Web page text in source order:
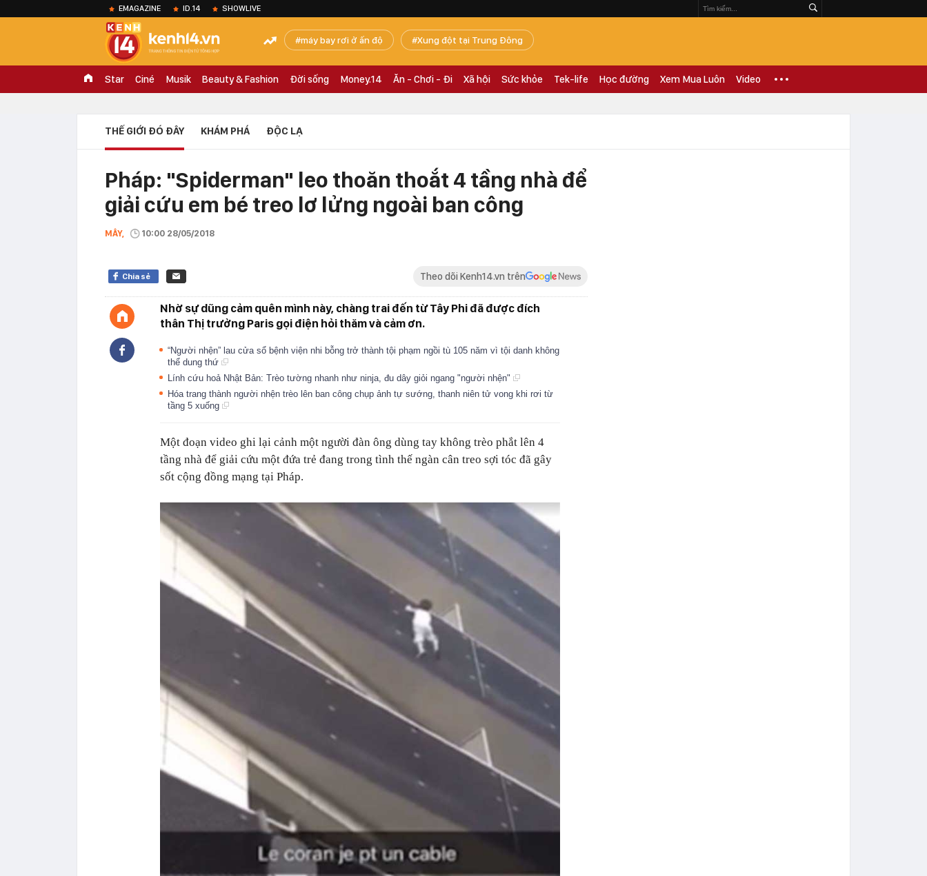
EMAGAZINE ID.14 SHOWLIVE
máy bay rơi ở ấn độ Xung đột tại Trung Đông
Star Ciné Musik Beauty & Fashion Đời sống Money.14 Ăn - Chơi - Đi Xã hội Sức khỏe Tek-life Học đường Xem Mua Luôn Video
THẾ GIỚI ĐÓ ĐÂY KHÁM PHÁ ĐỘC LẠ
Pháp: "Spiderman" leo thoăn thoắt 4 tầng nhà để
giải cứu em bé treo lơ lửng ngoài ban công
MÂY, 10:00 28/05/2018
Chia sẻ Theo dõi Kenh14.vn trên
Nhờ sự dũng cảm quên mình này, chàng trai đến từ Tây Phi đã được đích
thân Thị trưởng Paris gọi điện hỏi thăm và cảm ơn.
“Người nhện” lau cửa sổ bệnh viện nhi bỗng trở thành tội phạm ngồi tù 105 năm vì tội danh không
thể dung thứ
Lính cứu hoả Nhật Bản: Trèo tường nhanh như ninja, đu dây giỏi ngang "người nhện"
Hóa trang thành người nhện trèo lên ban công chụp ảnh tự sướng, thanh niên tử vong khi rơi từ
tầng 5 xuống
Một đoạn video ghi lại cảnh một người đàn ông dùng tay không trèo phắt lên 4
tầng nhà để giải cứu một đứa trẻ đang trong tình thế ngàn cân treo sợi tóc đã gây
sốt cộng đồng mạng tại Pháp.